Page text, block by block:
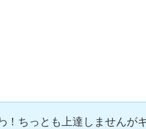
！ちっとも上達しませんが